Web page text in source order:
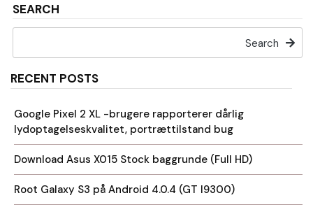
SEARCH
Search
RECENT POSTS
Google Pixel 2 XL -brugere rapporterer dårlig
lydoptagelseskvalitet, portrættilstand bug
Download Asus X015 Stock baggrunde (Full HD)
Root Galaxy S3 på Android 4.0.4 (GT I9300)